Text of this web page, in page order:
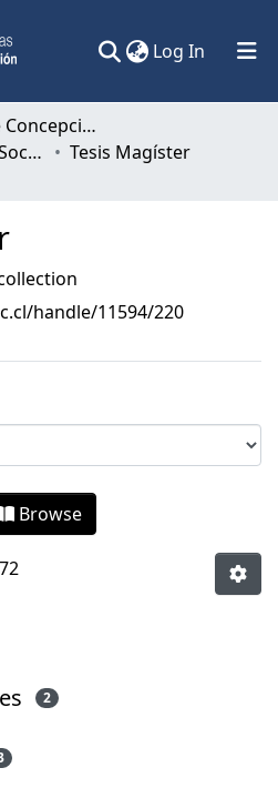
Log In (current)
Universidad de Concepción
Facultad de Ciencias Sociales
Tesis Magíster
handle/11594/220
by Subject
Browse
2